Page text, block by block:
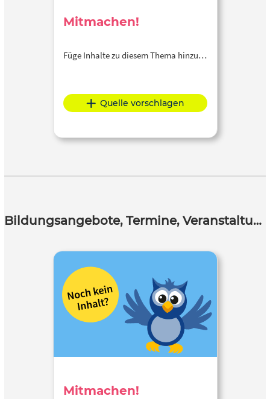
Mitmachen!
Füge Inhalte zu diesem Thema hinzu…
Quelle vorschlagen
Bildungsangebote, Termine, Veranstaltungen
Mitmachen!